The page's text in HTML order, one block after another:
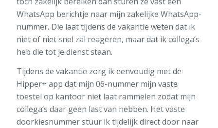
WhatsApp berichtje naar mijn zakelijke WhatsApp-
nummer. Die laat tijdens de vakantie weten dat ik
niet of niet snel zal reageren, maar dat ik collega’s
heb die tot je dienst staan.
Tijdens de vakantie zorg ik eenvoudig met de
Hipper+ app dat mijn 06-nummer mijn vaste
toestel op kantoor niet laat rammelen zodat mijn
collega’s daar geen last van hebben. Het vaste
doorkiesnummer stuur ik tijdelijk direct door naar